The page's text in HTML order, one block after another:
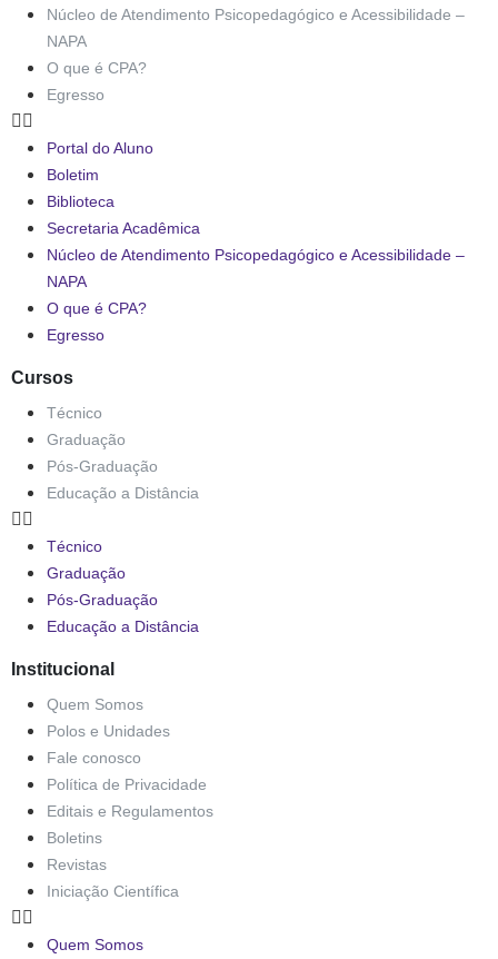
Núcleo de Atendimento Psicopedagógico e Acessibilidade –
NAPA
O que é CPA?
Egresso
Portal do Aluno
Boletim
Biblioteca
Secretaria Acadêmica
Núcleo de Atendimento Psicopedagógico e Acessibilidade –
NAPA
O que é CPA?
Egresso
Cursos
Técnico
Graduação
Pós-Graduação
Educação a Distância
Técnico
Graduação
Pós-Graduação
Educação a Distância
Institucional
Quem Somos
Polos e Unidades
Fale conosco
Política de Privacidade
Editais e Regulamentos
Boletins
Revistas
Iniciação Científica
Quem Somos